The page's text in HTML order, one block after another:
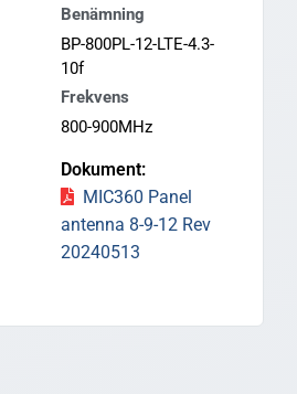
Benämning
BP-800PL-12-LTE-4.3-
10f
Frekvens
800-900MHz
MIC360 Panel
antenna 8-9-12 Rev
20240513